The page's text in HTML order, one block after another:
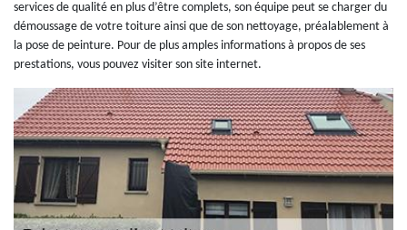
services de qualité en plus d’être complets, son équipe peut se charger du
démoussage de votre toiture ainsi que de son nettoyage, préalablement à
la pose de peinture. Pour de plus amples informations à propos de ses
prestations, vous pouvez visiter son site internet.